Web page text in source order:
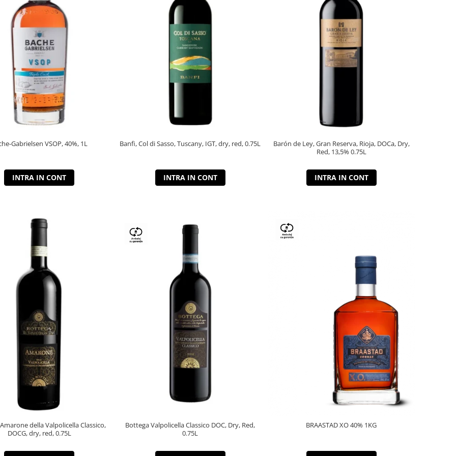
Gabrielsen VSOP, 40%, 1L
INTRA IN CONT
Banfi, Col di Sasso, Tuscany, IGT, dry, red, 0.75L
INTRA IN CONT
Barón de Ley, Gran Reserva, Rioja, DOCa, Dry,
Red, 13,5% 0.75L
INTRA IN CONT
della Valpolicella Classico,
DOCG, dry, red, 0.75L
Bottega Valpolicella Classico DOC, Dry, Red,
0.75L
BRAASTAD XO 40% 1KG